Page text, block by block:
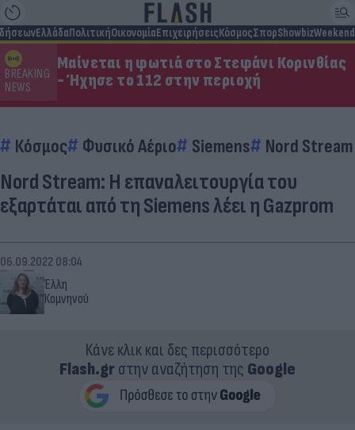
ΕλλάδαΠολιτικήΟικονομίαΕπιχειρήσειςΚόσμοςΣπορShowbizWeekend
BREAKING
NEWS
Μαίνεται η φωτιά στο Στεφάνι Κορινθίας
- Ήχησε το 112 στην περιοχή
Κόσμος Φυσικό Αέριο Siemens Nord Stream
Nord Stream: Η επαναλειτουργία του
εξαρτάται από τη Siemens λέει η Gazprom
Έλλη
Κομνηνού
06.09.2022 08:04
Κάνε κλικ και δες περισσότερο
Flash.grστην αναζήτηση της Google